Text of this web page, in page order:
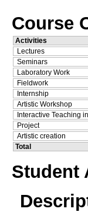
Course
Activities
Lectures
Seminars
Laboratory Work
Fieldwork
Internship
Artistic Workshop
Interactive Teaching
Project
Artistic creation
Total
Student